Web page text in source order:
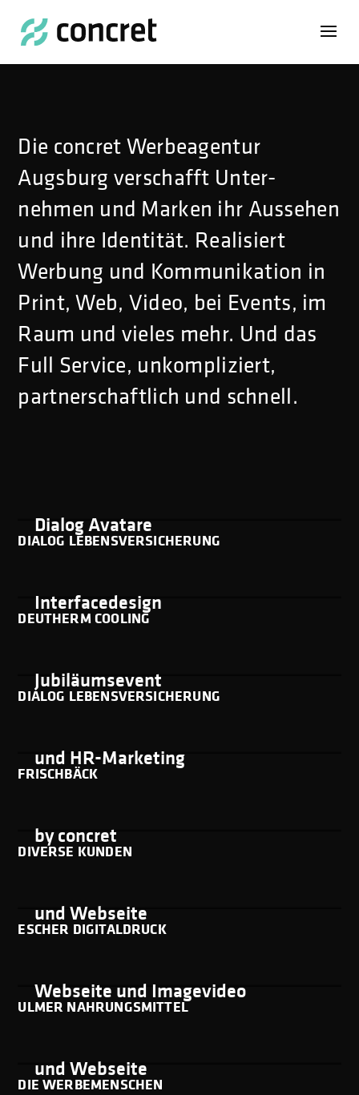
Die concret Werbeagentur
Augsburg verschafft Unter­
nehmen und Marken ihr Aussehen
und ihre Identität. Realisiert
Werbung und Kommunikation in
Print, Web, Video, bei Events, im
Raum und vieles mehr. Und das
Full Service, unkompli­ziert,
partner­schaftlich und schnell.
Dialog Avatare
DIALOG LEBENSVERSICHERUNG
Interfacedesign
DEUTHERM COOLING
Jubiläumsevent
DIALOG LEBENSVERSICHERUNG
und HR-Marketing
FRISCHBÄCK
by concret
DIVERSE KUNDEN
und Webseite
ESCHER DIGITALDRUCK
Webseite und Imagevideo
ULMER NAHRUNGSMITTEL
und Webseite
DIE WERBEMENSCHEN